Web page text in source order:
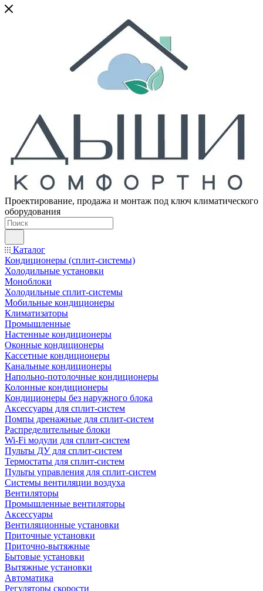
Проектирование, продажа и монтаж под ключ климатического
оборудования
Каталог
Кондиционеры (сплит-системы)
Холодильные установки
Моноблоки
Холодильные сплит-системы
Мобильные кондиционеры
Климатизаторы
Промышленные
Настенные кондиционеры
Оконные кондиционеры
Кассетные кондиционеры
Канальные кондиционеры
Напольно-потолочные кондиционеры
Колонные кондиционеры
Кондиционеры без наружного блока
Аксессуары для сплит-систем
Помпы дренажные для сплит-систем
Распределительные блоки
Wi-Fi модули для сплит-систем
Пульты ДУ для сплит-систем
Термостаты для сплит-систем
Пульты управления для сплит-систем
Системы вентиляции воздуха
Вентиляторы
Промышленные вентиляторы
Аксессуары
Вентиляционные установки
Приточные установки
Приточно-вытяжные
Бытовые установки
Вытяжные установки
Автоматика
Регуляторы скорости